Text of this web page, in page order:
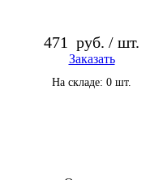
471 руб. / шт.
Заказать
На складе: 0 шт.